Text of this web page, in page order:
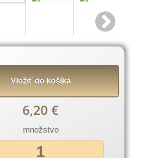
Vložiť do košíka
6,20 €
množstvo